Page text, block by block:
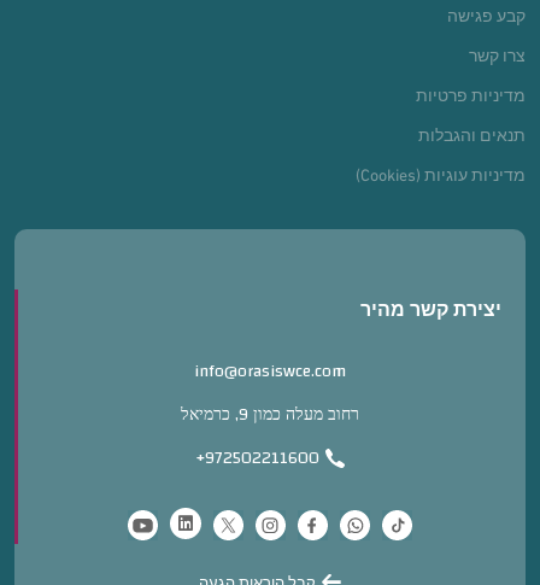
קבע פגישה
צרו קשר
מדיניות פרטיות
תנאים והגבלות
מדיניות עוגיות (Cookies)
יצירת קשר מהיר
info@orasiswce.com
רחוב מעלה כמון 9, כרמיאל
+972502211600